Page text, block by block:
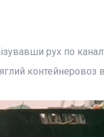
рух по